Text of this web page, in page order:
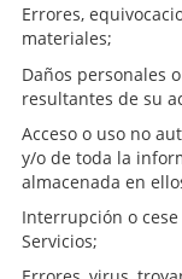
Errores,
materiales;
Daños personales
resultantes de su
Acceso o uso no
y/o de toda la
almacenada en
Interrupción o
Servicios;